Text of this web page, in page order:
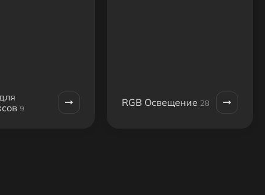
9 RGB Освещение 28